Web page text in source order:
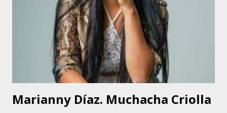
Marianny Díaz. Muchacha Criolla